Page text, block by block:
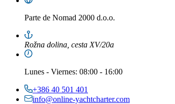
Parte de Nomad 2000 d.o.o.
Rožna dolina, cesta XV/20a
Lunes - Viernes: 08:00 - 16:00
+386 40 501 401
info@online-yachtcharter.com